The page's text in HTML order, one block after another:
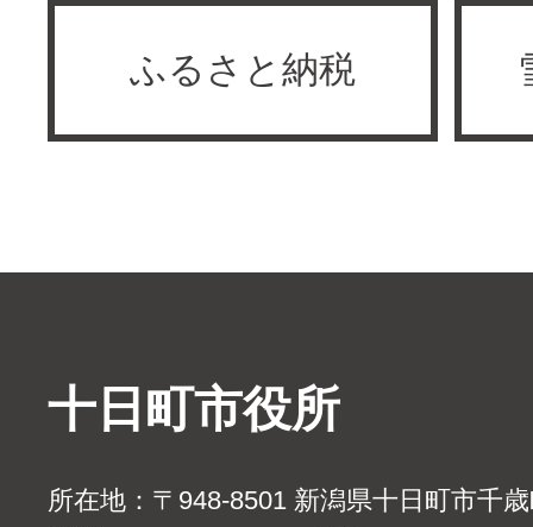
ふるさと納税
十日町市役所
所在地：〒948-8501 新潟県十日町市千